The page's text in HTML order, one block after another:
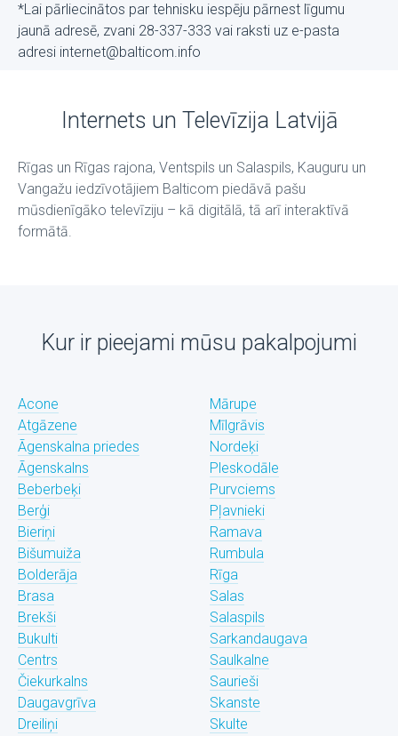
*Lai pārliecinātos par tehnisku iespēju pārnest līgumu
jaunā adresē, zvani 28-337-333 vai raksti uz е-pasta
adresi internet@balticom.info
Internets un Televīzija Latvijā
Rīgas un Rīgas rajona, Ventspils un Salaspils, Kauguru un
Vangažu iedzīvotājiem Balticom piedāvā pašu
mūsdienīgāko televīziju – kā digitālā, tā arī interaktīvā
formātā.
Kur ir pieejami mūsu pakalpojumi
Acone
Atgāzene
Āgenskalna priedes
Āgenskalns
Beberbeķi
Berģi
Bieriņi
Bišumuiža
Bolderāja
Brasa
Brekši
Bukulti
Centrs
Čiekurkalns
Daugavgrīva
Dreiliņi
Mārupe
Mīlgrāvis
Nordeķi
Pleskodāle
Purvciems
Pļavnieki
Ramava
Rumbula
Rīga
Salas
Salaspils
Sarkandaugava
Saulkalne
Saurieši
Skanste
Skulte